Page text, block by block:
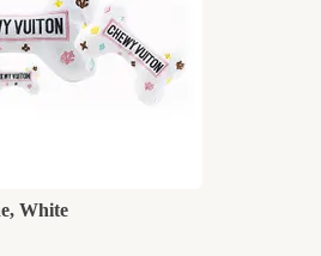
White